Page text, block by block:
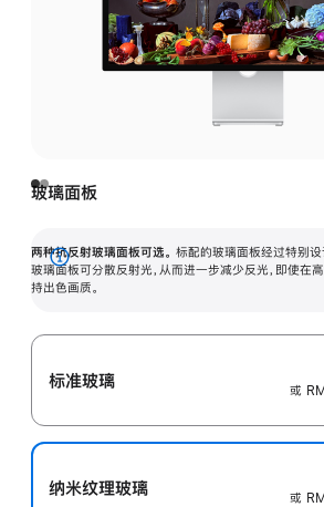
玻璃面板
两种抗反射玻璃面板可选。 标配的玻璃面板经过特别设
玻璃面板可分散反射光，从而进一步减少反光，即使在
持出色画质。
展
开
标准玻璃
或
纳米纹理玻璃
或